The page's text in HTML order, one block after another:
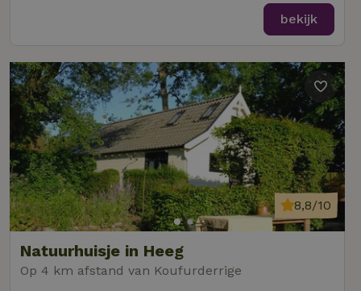
bekijk
Natuurhuisje in Heeg
Op 4 km afstand van Koufurderrige
8,8/10